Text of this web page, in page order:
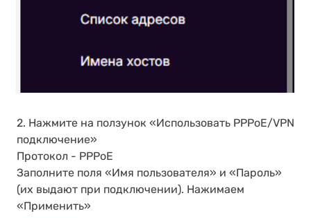
2. Нажмите на ползунок «Использовать PPPoE/VPN
подключение»
Протокол - PPPoE
Заполните поля «Имя пользователя» и «Пароль»
(их выдают при подключении). Нажимаем
«Применить»